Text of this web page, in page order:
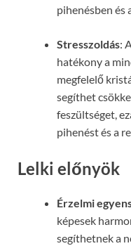
pihenésben és
Stresszoldás:
hatékony a
megfelelő
segíthet
feszültséget,
pihenést és a
Lelki előnyök
Érzelmi
képesek
segíthetnek a